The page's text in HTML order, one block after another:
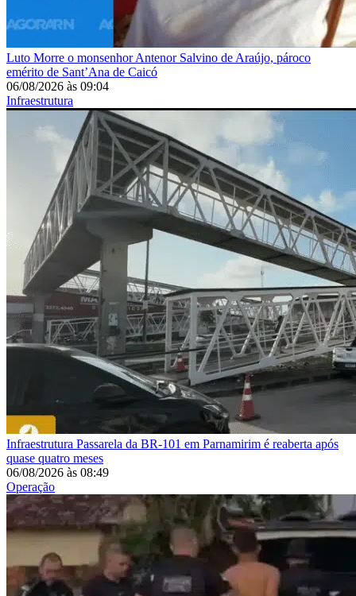
Luto Morre o monsenhor Antenor Salvino de Araújo, pároco
emérito de Sant’Ana de Caicó
06/08/2026 às 09:04
Infraestrutura
Infraestrutura Passarela da BR-101 em Parnamirim é reaberta após
quase quatro meses
06/08/2026 às 08:49
Operação